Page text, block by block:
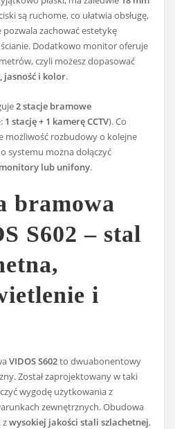
są ruchome, co ułatwia obsługę,
pozwala zachować estetykę
Dodatkowo monitor oferuje
czyli możesz dopasować
jasność i kolor.
2 stacje bramowe
1 stację + 1 kamerę CCTV). Co
możliwość rozbudowy o kolejne
systemu można dołączyć
lub unifony.
bramowa
S602 – stal
i
VIDOS S602to dwuabonentowy
Został zaprojektowany w taki
wygodę użytkowania z
zewnętrznych. Obudowa
zwysokiej jakości stali szlachetnej,